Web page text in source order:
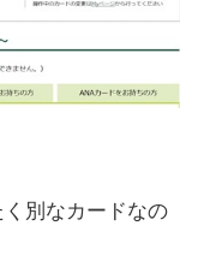
別なカードなの